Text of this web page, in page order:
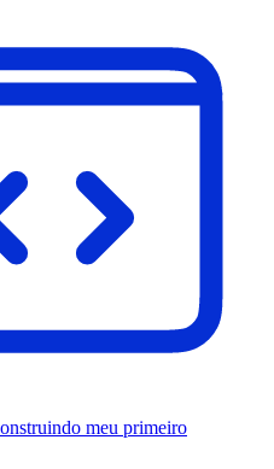
meu primeiro